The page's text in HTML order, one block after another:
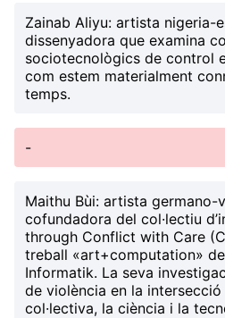
Zainab Aliyu: artista nigeria-
dissenyadora que examina
sociotecnològics de control
com estem materialment
temps.
-
Maithu Bùi: artista germano-
cofundadora del col·lectiu
through Conflict with Care
treball «art+computation»
Informatik. La seva
de violència en la
col·lectiva, la ciència i la